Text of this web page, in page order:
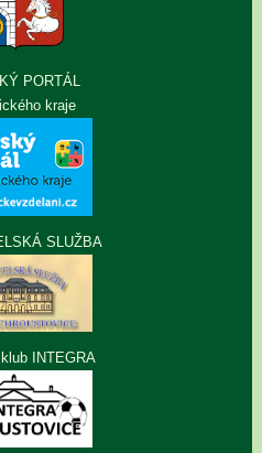
PORTÁL
kraje
SLUŽBA
INTEGRA